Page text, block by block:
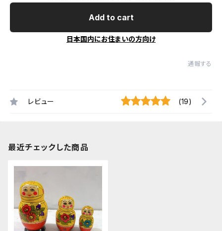
Add to cart
日本国内にお住まいの方向け
通報する
レビュー (19)
最近チェックした商品